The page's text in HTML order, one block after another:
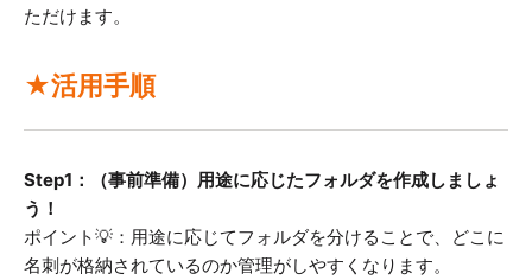
ただけます。
★活用手順
Step1：（事前準備）用途に応じたフォルダを作成しましょ
う！
ポイント💡：用途に応じてフォルダを分けることで、どこに
名刺が格納されているのか管理がしやすくなります。